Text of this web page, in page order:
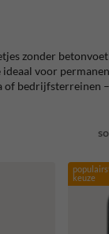
zonder
voor
bedrijfsterreinen
keuze